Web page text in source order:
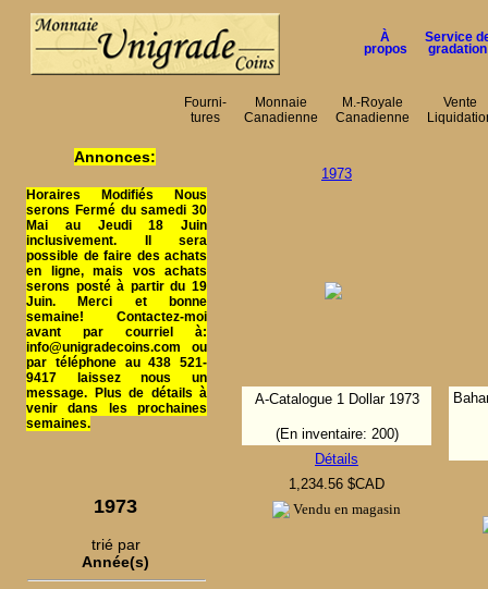
À
propos
Service
gradation
Fourni-
tures
Monnaie
Canadienne
M.-Royale
Canadienne
Vente
Annonces:
Horaires Modifiés Nous
serons Fermé du samedi 30
Mai au Jeudi 18 Juin
inclusivement. Il sera
possible de faire des achats
en ligne, mais vos achats
serons posté à partir du 19
Juin. Merci et bonne
semaine! Contactez-moi
avant par courriel à:
info@unigradecoins.com ou
par téléphone au 438 521-
9417 laissez nous un
message. Plus de détails à
venir dans les prochaines
semaines.
1973
trié par
Année(s)
1973
A-Catalogue 1 Dollar 1973
(En inventaire: 200)
Détails
1,234.56 $CAD
Vendu en magasin